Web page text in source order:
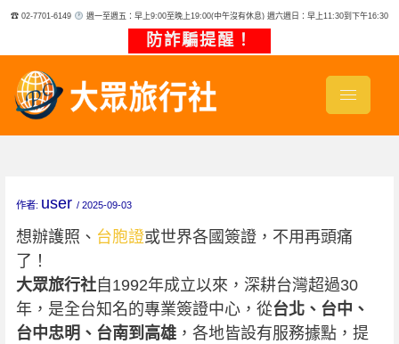
☎ 02-7701-6149 週一至週五：早上9:00至晚上19:00(中午沒有休息) 週六週日：早上11:30到下午16:30
防詐騙提醒！
作者: user / 2025-09-03
想辦護照、 台胞證或世界各國簽證，不用再頭痛
了！
大眾旅行社自1992年成立以來，深耕台灣超過30
年，是全台知名的專業簽證中心，從台北、台中、
台中忠明、台南到高雄，各地皆設有服務據點，提